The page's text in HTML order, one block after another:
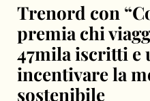
Trenord con
premia chi
47mila iscritti e
incentivare la
sostenibile